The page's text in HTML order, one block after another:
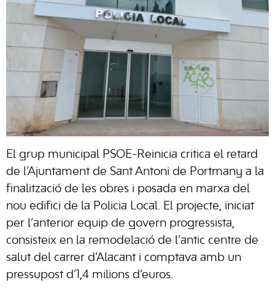
El grup municipal PSOE-Reinicia critica el retard
de l’Ajuntament de Sant Antoni de Portmany a la
finalització de les obres i posada en marxa del
nou edifici de la Policia Local. El projecte, iniciat
per l’anterior equip de govern progressista,
consisteix en la remodelació de l’antic centre de
salut del carrer d’Alacant i comptava amb un
pressupost d’1,4 milions d’euros.